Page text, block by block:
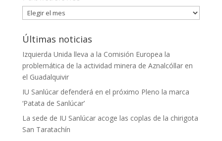
Publicaciones
Últimas noticias
Izquierda Unida lleva a la Comisión Europea la
problemática de la actividad minera de Aznalcóllar en
el Guadalquivir
IU Sanlúcar defenderá en el próximo Pleno la marca
‘Patata de Sanlúcar’
La sede de IU Sanlúcar acoge las coplas de la chirigota
San Taratachín